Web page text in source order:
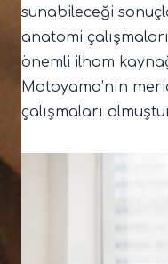
sunabileceği
anatomi
önemli ilham
Motoyama’nın
çalışmaları